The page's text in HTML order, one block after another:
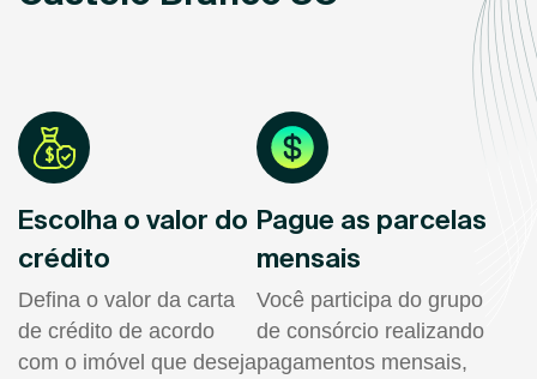
Escolha o valor do
crédito
Defina o valor da carta
de crédito de acordo
com o imóvel que deseja
Pague as parcelas
mensais
Você participa do grupo
de consórcio realizando
pagamentos mensais,